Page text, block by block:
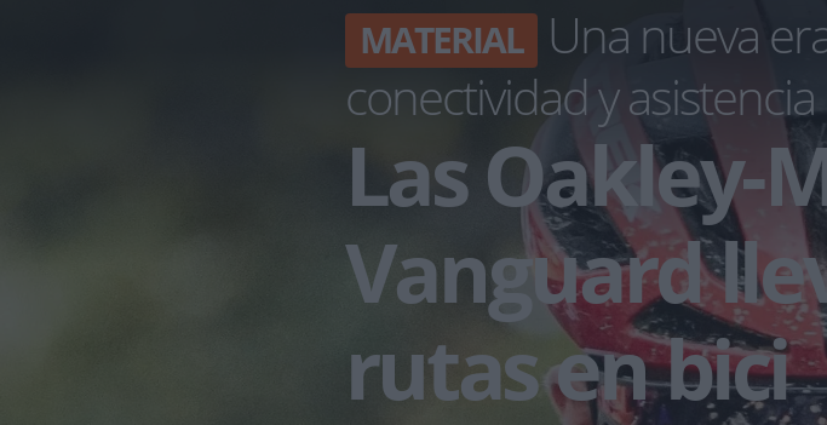
MATERIAL Una nueva
conectividad y
Las Oakley-
Vanguard
rutas en bici